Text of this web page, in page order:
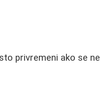
privremeni ako se